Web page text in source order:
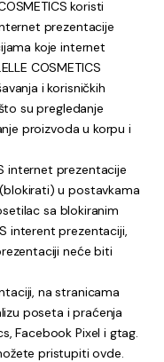
koristi
prezentacije
koje internet
COSMETICS
i korisničkih
su pregledanje
proizvoda u korpu i
internet prezentacije
u postavkama
sa blokiranim
interent prezentaciji,
neće biti
na stranicama
poseta i praćenja
Facebook Pixel i gtag.
pristupiti ovde.